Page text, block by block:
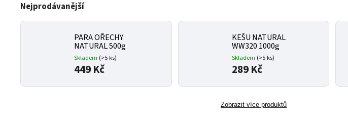
Nejprodávanější
PARA OŘECHY
NATURAL 500g
Skladem (>5 ks)
449 Kč
KEŠU NATURAL
WW320 1000g
Skladem (>5 ks)
289 Kč
Zobrazit více produktů